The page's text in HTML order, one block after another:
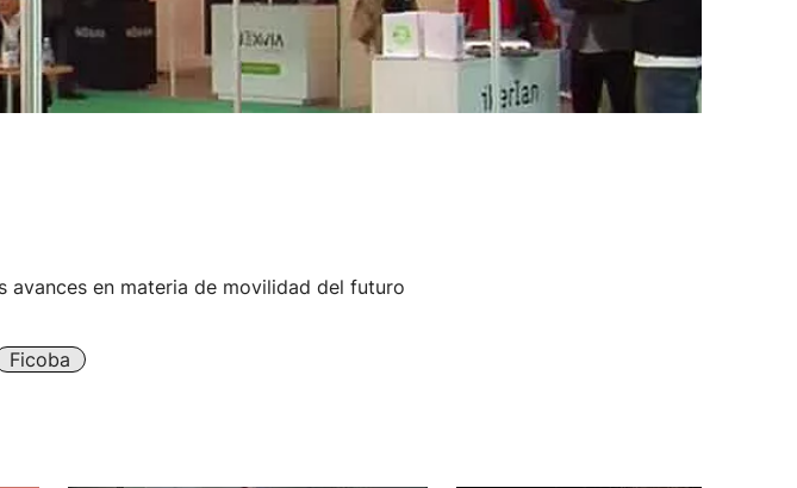
avances en materia de movilidad del futuro
Ficoba